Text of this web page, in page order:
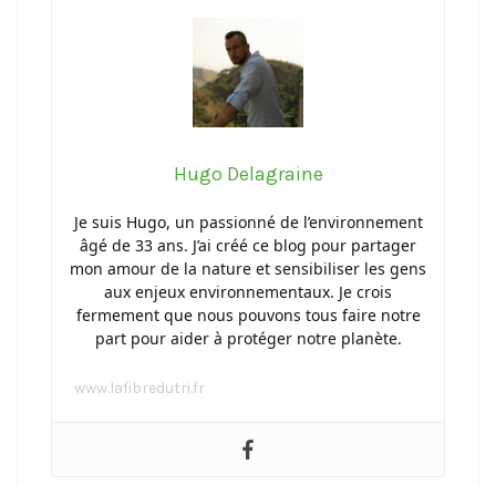
Hugo Delagraine
Je suis Hugo, un passionné de l’environnement
âgé de 33 ans. J’ai créé ce blog pour partager
mon amour de la nature et sensibiliser les gens
aux enjeux environnementaux. Je crois
fermement que nous pouvons tous faire notre
part pour aider à protéger notre planète.
www.lafibredutri.fr